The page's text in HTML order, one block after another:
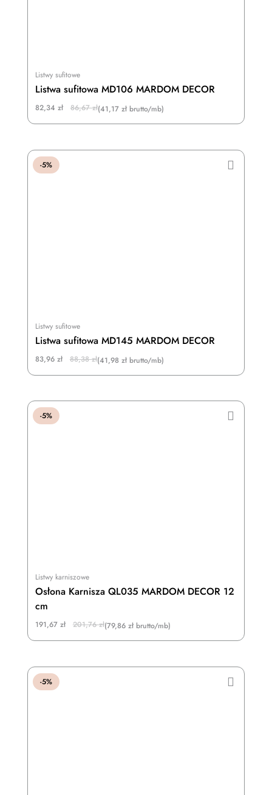
Listwy sufitowe
Listwa sufitowa MD106 MARDOM DECOR
86,67zł
Original
82,34 zł
Current
(41,17 zł brutto/mb)
-5%
Listwy sufitowe
Listwa sufitowa MD145 MARDOM DECOR
88,38zł
Original
83,96 zł
Current
(41,98 zł brutto/mb)
-5%
Listwy karniszowe
Osłona Karnisza QL035 MARDOM DECOR 12
cm
201,76zł
Original
191,67 zł
Current
(79,86 zł brutto/mb)
-5%